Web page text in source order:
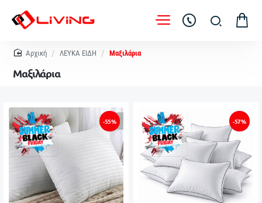
Μαξιλάρια
homeΛΕΥΚΑ ΕΙΔΗ Μαξιλάρια
-55% -57%